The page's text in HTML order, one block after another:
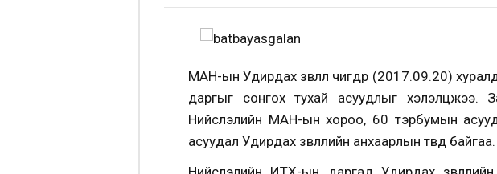
МАН-ын Удирдах зөвлөл өчигдөр (2017.09.20)
даргыг сонгох тухай асуудлыг хэлэлцжээ.
Нийслэлийн МАН-ын хороо, 60 тэрбумын
асуудал Удирдах зөвлөлийн анхаарлын төвд байгаа.